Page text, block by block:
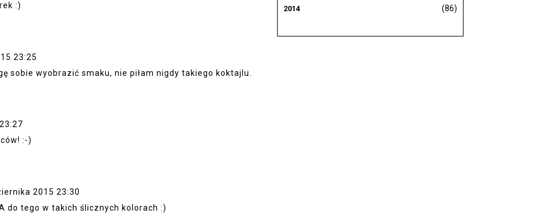
:)
23:25
sobie wyobrazić smaku, nie piłam nigdy takiego koktajlu.
:-)
2015 23:30
do tego w takich ślicznych kolorach :)
2014 (86)